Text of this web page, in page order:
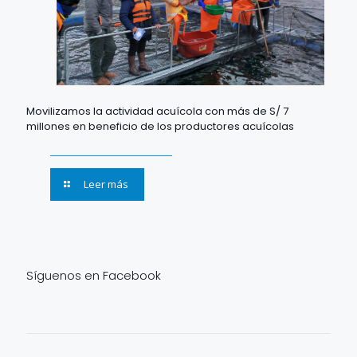
Movilizamos la actividad acuícola con más de S/ 7
millones en beneficio de los productores acuícolas
Leer más
Síguenos en Facebook